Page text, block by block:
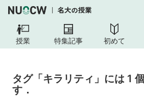
授業 特集記事 初めて
タグ「キラリティ」には 1
す．